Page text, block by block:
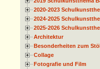
2020-2023
2024-2025
2025-2026
Architektur
Besonderheiten zum
Collage
Fotografie und Film